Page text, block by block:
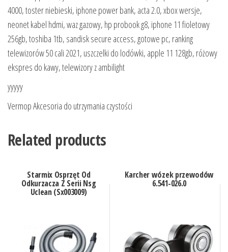
4000, toster niebieski, iphone power bank, acta 2.0, xbox wersje,
neonet kabel hdmi, waz gazowy, hp probook g8, iphone 11 fioletowy
256gb, toshiba 1tb, sandisk secure access, gotowe pc, ranking
telewizorów 50 cali 2021, uszczelki do lodówki, apple 11 128gb, różowy
ekspres do kawy, telewizory z ambilight
yyyyy
Vermop Akcesoria do utrzymania czystości
Related products
Starmix Osprzęt Od
Odkurzacza Z Serii Nsg
Uclean (Sx003009)
Karcher wózek przewodów
6.541-026.0